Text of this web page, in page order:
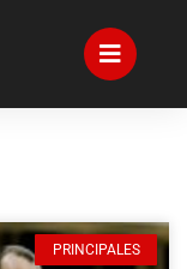
PRINCIPALES